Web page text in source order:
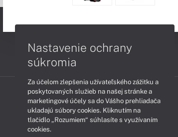
PODPORA A SERVIS
Nastavenie ochrany
súkromia
Za účelom zlepšenia užívateľského zážitku a
poskytovaných služieb na našej stránke a
marketingové účely sa do Vášho prehliadača
ukladajú súbory cookies. Kliknutím na
tlačidlo „Rozumiem“ súhlasíte s využívaním
cookies.